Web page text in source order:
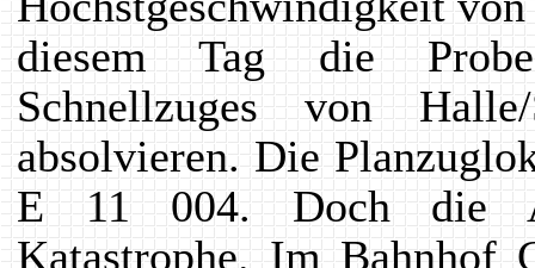
diesem Tag die
Schnellzuges von
absolvieren. Die
E 11 004. Doch die
Katastrophe. Im Bahnhof